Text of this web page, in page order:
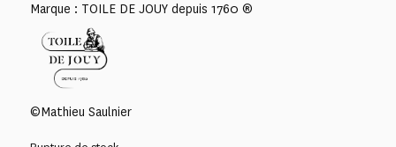
Marque : TOILE DE JOUY depuis 1760 ®
©Mathieu Saulnier